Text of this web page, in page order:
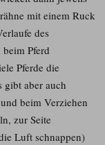
mit einem Ruck
des
Pferd
Pferde die
gibt aber auch
beim Verziehen
zur Seite
Luft schnappen)